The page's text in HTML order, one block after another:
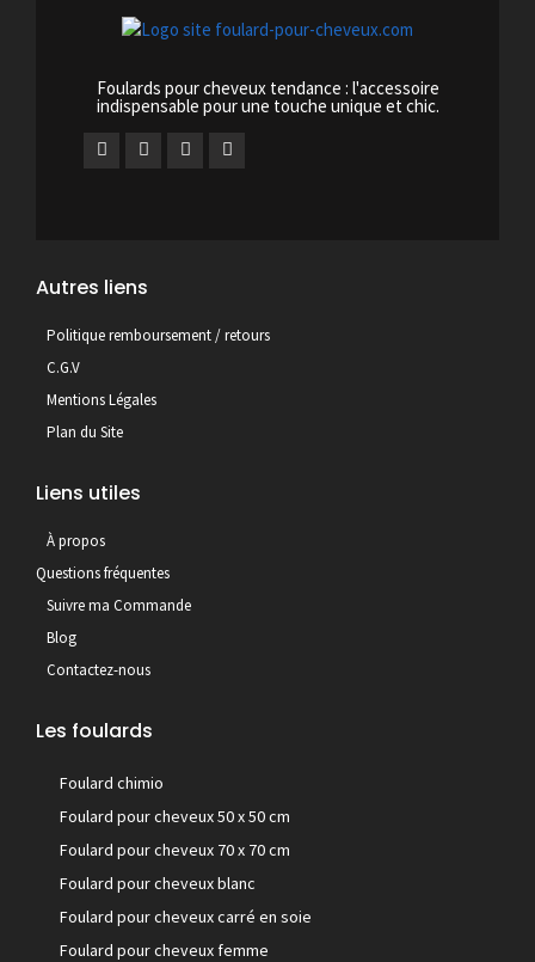
Foulards pour cheveux tendance : l'accessoire
indispensable pour une touche unique et chic.
Autres liens
Politique remboursement / retours
C.G.V
Mentions Légales
Plan du Site
Liens utiles
À propos
Questions fréquentes
Suivre ma Commande
Blog
Contactez-nous
Les foulards
Foulard chimio
Foulard pour cheveux 50 x 50 cm
Foulard pour cheveux 70 x 70 cm
Foulard pour cheveux blanc
Foulard pour cheveux carré en soie
Foulard pour cheveux femme